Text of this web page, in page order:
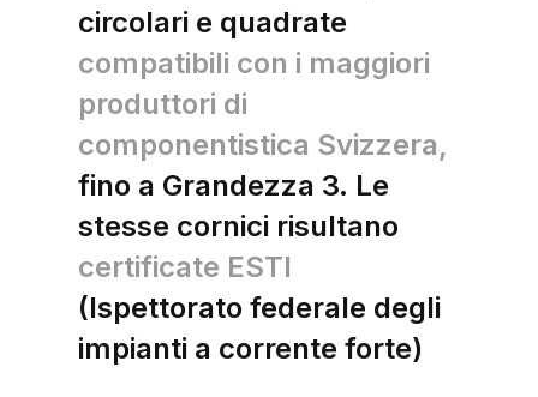
circolari e quadrate
compatibili con i maggiori
produttori di
componentistica Svizzera,
fino a Grandezza 3. Le
stesse cornici risultano
certificate ESTI
(Ispettorato federale degli
impianti a corrente forte)